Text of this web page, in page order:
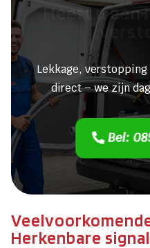
Heeft u een
Lekkage,
direct – we zijn
Bel:
Herkenbare